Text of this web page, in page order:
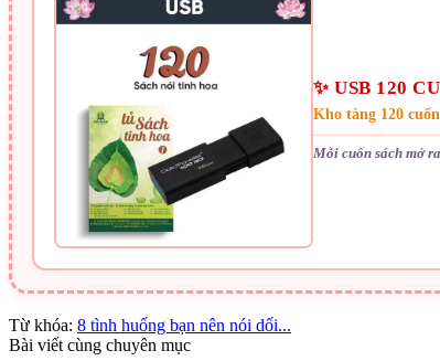
✨ USB 120
Kho tàng 120
Mỗi cuốn sách mở
Từ khóa: 8 tình huống bạn nên nói dối...
Bài viết cùng chuyên mục